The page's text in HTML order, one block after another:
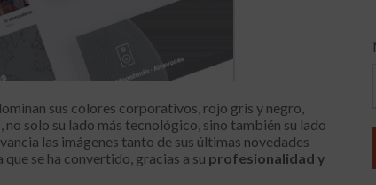
sus colores corporativos, rojo gris y negro,
no solo su lado más tecnológico, sino también su lado
las imágenes tanto de sus últimas novedades
se ha convertido, gracias a su profesionalidad y